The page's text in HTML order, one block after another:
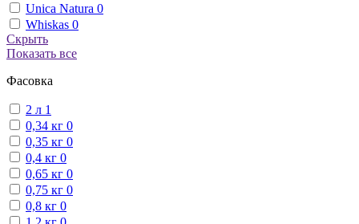
Unica Natura 0
Whiskas 0
Скрыть
Показать все
Фасовка
2 л 1
0,34 кг 0
0,35 кг 0
0,4 кг 0
0,65 кг 0
0,75 кг 0
0,8 кг 0